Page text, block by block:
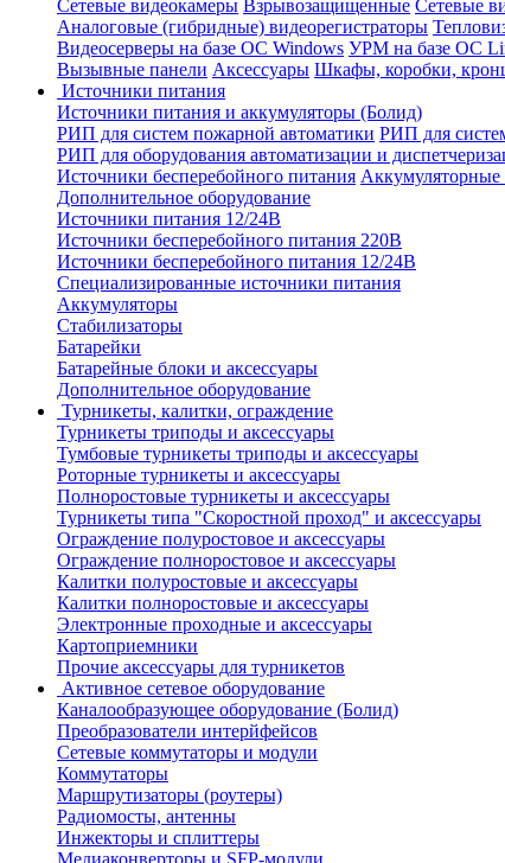
Сетевые видеокамеры Взрывозащищенные Сетевые
Аналоговые (гибридные) видеорегистраторы
Видеосерверы на базе ОС Windows УРМ на базе ОС
Вызывные панели Аксессуары Шкафы, коробки,
Источники питания
Источники питания и аккумуляторы (Болид)
РИП для систем пожарной автоматики РИП для
РИП для оборудования автоматизации и
Источники бесперебойного питания Аккумуляторные
Дополнительное оборудование
Источники питания 12/24В
Источники бесперебойного питания 220В
Источники бесперебойного питания 12/24В
Специализированные источники питания
Аккумуляторы
Стабилизаторы
Батарейки
Батарейные блоки и аксессуары
Дополнительное оборудование
Турникеты, калитки, ограждение
Турникеты триподы и аксессуары
Тумбовые турникеты триподы и аксессуары
Роторные турникеты и аксессуары
Полноростовые турникеты и аксессуары
Турникеты типа "Скоростной проход" и аксессуары
Ограждение полуростовое и аксессуары
Ограждение полноростовое и аксессуары
Калитки полуростовые и аксессуары
Калитки полноростовые и аксессуары
Электронные проходные и аксессуары
Картоприемники
Прочие аксессуары для турникетов
Активное сетевое оборудование
Каналообразующее оборудование (Болид)
Преобразователи интерйфейсов
Сетевые коммутаторы и модули
Коммутаторы
Маршрутизаторы (роутеры)
Радиомосты, антенны
Инжекторы и сплиттеры
Медиаконверторы и SFP-модули